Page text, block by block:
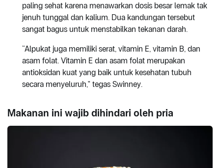
paling sehat karena menawarkan dosis besar lemak tak
jenuh tunggal dan kalium. Dua kandungan tersebut
sangat bagus untuk menstabilkan tekanan darah.
“Alpukat juga memiliki serat, vitamin E, vitamin B, dan
asam folat. Vitamin E dan asam folat merupakan
antioksidan kuat yang baik untuk kesehatan tubuh
secara menyeluruh," tegas Swinney.
Makanan ini wajib dihindari oleh pria